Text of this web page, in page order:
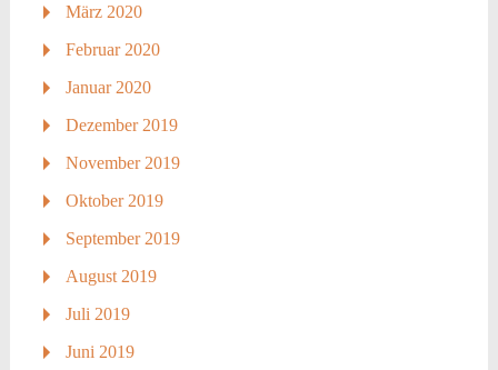
März 2020
Februar 2020
Januar 2020
Dezember 2019
November 2019
Oktober 2019
September 2019
August 2019
Juli 2019
Juni 2019